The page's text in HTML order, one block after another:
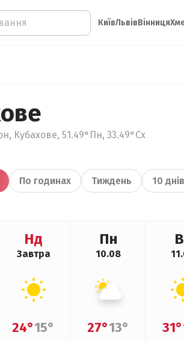
КиївЛьвівВінниця
Кубахове, 51.49°Пн, 33.49°Сх
По годинах Тиждень 10 днів
Нд
Завтра
24°15°
Пн
10.08
27°13° 31°